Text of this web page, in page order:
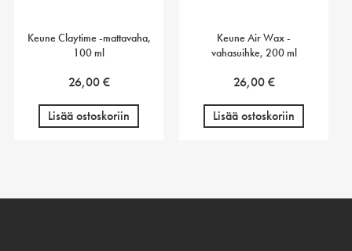
Keune Claytime -mattavaha,
100 ml
26,00€
Lisää ostoskoriin
Keune Air Wax -
vahasuihke, 200 ml
26,00€
Lisää ostoskoriin